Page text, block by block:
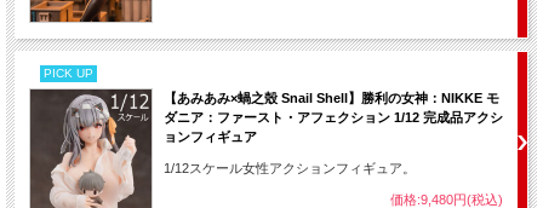
PICK UP
【あみあみ×蝸之殼 Snail Shell】勝利の女神：NIKKE モ
ダニア：ファースト・アフェクション 1/12 完成品アクシ
ョンフィギュア
1/12スケール女性アクションフィギュア。
価格:9,480円(税込)